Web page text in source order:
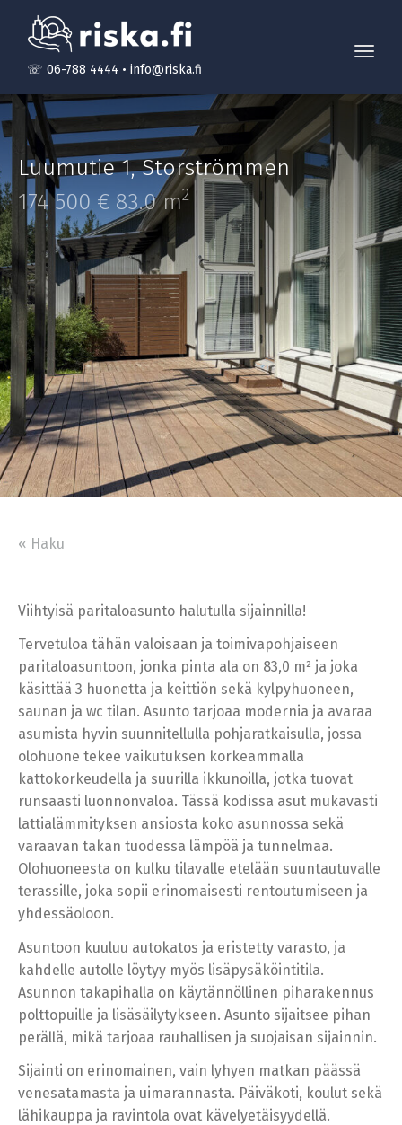
☏ 06-788 4444 • info@riska.fi
Luumutie 1,Storströmmen
174 500 € 83.0 m2
« Haku
Viihtyisä paritaloasunto halutulla sijainnilla!
Tervetuloa tähän valoisaan ja toimivapohjaiseen
paritaloasuntoon, jonka pinta ala on 83,0 m² ja joka
käsittää 3 huonetta ja keittiön sekä kylpyhuoneen,
saunan ja wc tilan. Asunto tarjoaa modernia ja avaraa
asumista hyvin suunnitellulla pohjaratkaisulla, jossa
olohuone tekee vaikutuksen korkeammalla
kattokorkeudella ja suurilla ikkunoilla, jotka tuovat
runsaasti luonnonvaloa. Tässä kodissa asut mukavasti
lattialämmityksen ansiosta koko asunnossa sekä
varaavan takan tuodessa lämpöä ja tunnelmaa.
Olohuoneesta on kulku tilavalle etelään suuntautuvalle
terassille, joka sopii erinomaisesti rentoutumiseen ja
yhdessäoloon.
Asuntoon kuuluu autokatos ja eristetty varasto, ja
kahdelle autolle löytyy myös lisäpysäköintitila.
Asunnon takapihalla on käytännöllinen piharakennus
polttopuille ja lisäsäilytykseen. Asunto sijaitsee pihan
perällä, mikä tarjoaa rauhallisen ja suojaisan sijainnin.
Sijainti on erinomainen, vain lyhyen matkan päässä
venesatamasta ja uimarannasta. Päiväkoti, koulut sekä
lähikauppa ja ravintola ovat kävelyetäisyydellä.